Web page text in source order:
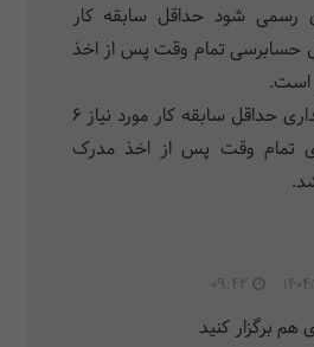
رسمی شود حداقل سابقه کار
حسابرسی تمام وقت پس از اخذ
است.
برای رشته حسابداری حداقل سابقه کار مورد نیاز 6
تمام وقت پس از اخذ مدرک
09:42
برگزار کنید